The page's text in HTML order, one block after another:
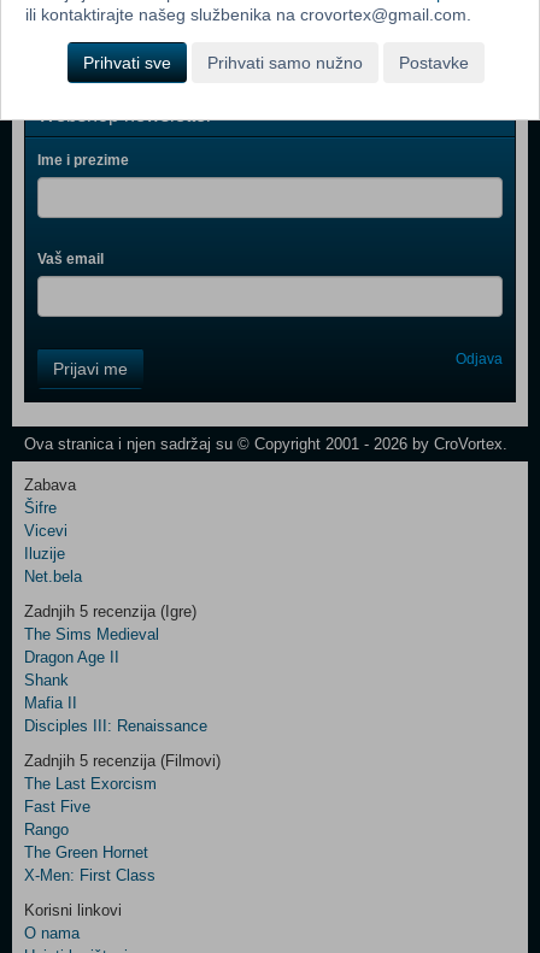
Webshop newsletter
Ime i prezime
Vaš email
Field
One
Newsletter
Control
Field
Two
Newsletter
Control
Field
Three
Newsletter
Prijavi me Odjava
Ova stranica i njen sadržaj su © Copyright 2001 - 2026 by CroVortex.
Zabava
Šifre
Vicevi
Iluzije
Net.bela
Zadnjih 5 recenzija (Igre)
The Sims Medieval
Dragon Age II
Shank
Mafia II
Disciples III: Renaissance
Zadnjih 5 recenzija (Filmovi)
The Last Exorcism
Fast Five
Rango
The Green Hornet
X-Men: First Class
Korisni linkovi
O nama
ili kontaktirajte našeg službenika na crovortex@gmail.com.
Prihvati sve Prihvati samo nužno Postavke